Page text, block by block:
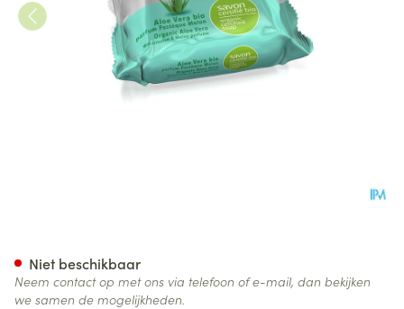
Niet beschikbaar
Neem contact op met ons via telefoon of e-mail, dan bekijken
we samen de mogelijkheden.